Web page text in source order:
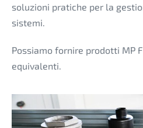
soluzioni pratiche per la
sistemi.
Possiamo fornire prodotti MP
equivalenti.